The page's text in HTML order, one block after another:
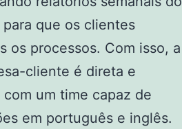
que os clientes
os processos. Com isso, a
cliente é direta e
um time capaz de
em português e inglês.